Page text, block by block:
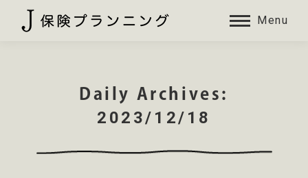
Menu
Daily Archives:
2023/12/18